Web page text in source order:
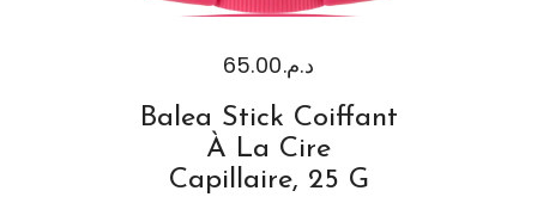
د.م.65.00
Balea Stick Coiffant
À La Cire
Capillaire, 25 G